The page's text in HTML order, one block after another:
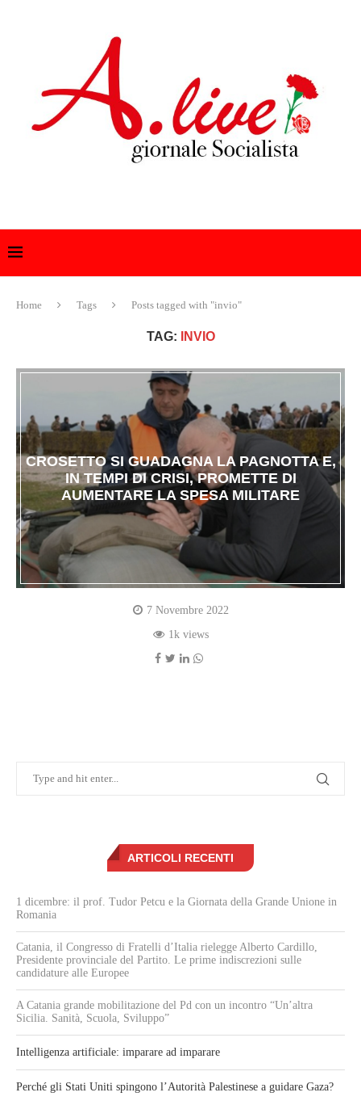
Home Tags Posts tagged with "invio"
TAG: INVIO
CROSETTO SI GUADAGNA LA PAGNOTTA E,
IN TEMPI DI CRISI, PROMETTE DI
AUMENTARE LA SPESA MILITARE
7 Novembre 2022
1k views
ARTICOLI RECENTI
1 dicembre: il prof. Tudor Petcu e la Giornata della Grande Unione in
Romania
Catania, il Congresso di Fratelli d’Italia rielegge Alberto Cardillo,
Presidente provinciale del Partito. Le prime indiscrezioni sulle
candidature alle Europee
A Catania grande mobilitazione del Pd con un incontro “Un’altra
Sicilia. Sanità, Scuola, Sviluppo”
Intelligenza artificiale: imparare ad imparare
Perché gli Stati Uniti spingono l’Autorità Palestinese a guidare Gaza?